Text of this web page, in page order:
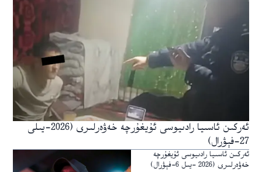
ئەركىن ئاسىيا رادىيوسى ئۇيغۇرچە خەۋەرلىرى (2026-يىلى
27-فېۋرال)
ئەركىن ئاسىيا رادىيوسى ئۇيغۇرچە
خەۋەرلىرى (2026 -يىل 6-فېۋرال)